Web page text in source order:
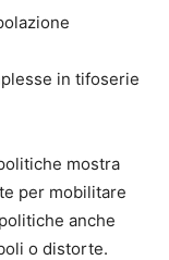
in tifoserie
mostra
per mobilitare
anche
o distorte.